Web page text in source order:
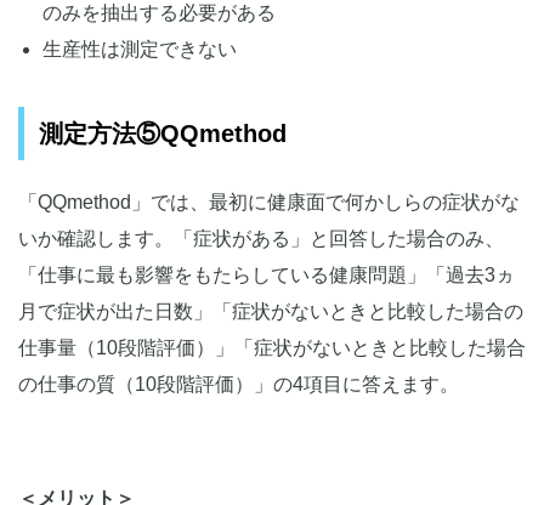
のみを抽出する必要がある
生産性は測定できない
測定方法⑤QQmethod
「QQmethod」では、最初に健康面で何かしらの症状がな
いか確認します。「症状がある」と回答した場合のみ、
「仕事に最も影響をもたらしている健康問題」「過去3ヵ
月で症状が出た日数」「症状がないときと比較した場合の
仕事量（10段階評価）」「症状がないときと比較した場合
の仕事の質（10段階評価）」の4項目に答えます。
＜メリット＞